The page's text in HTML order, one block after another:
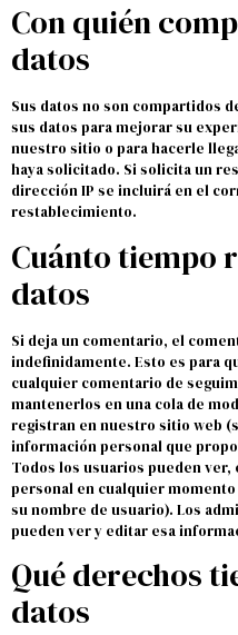
Con quién
datos
Sus datos no son compartidos
sus datos para mejorar su
nuestro sitio o para hacerle
haya solicitado. Si solicita un
dirección IP se incluirá en el
restablecimiento.
Cuánto tiempo
datos
Si deja un comentario, el
indefinidamente. Esto es para
cualquier comentario de
mantenerlos en una cola de
registran en nuestro sitio web
información personal que
Todos los usuarios pueden
personal en cualquier
su nombre de usuario). Los
pueden ver y editar esa
Qué derechos
datos